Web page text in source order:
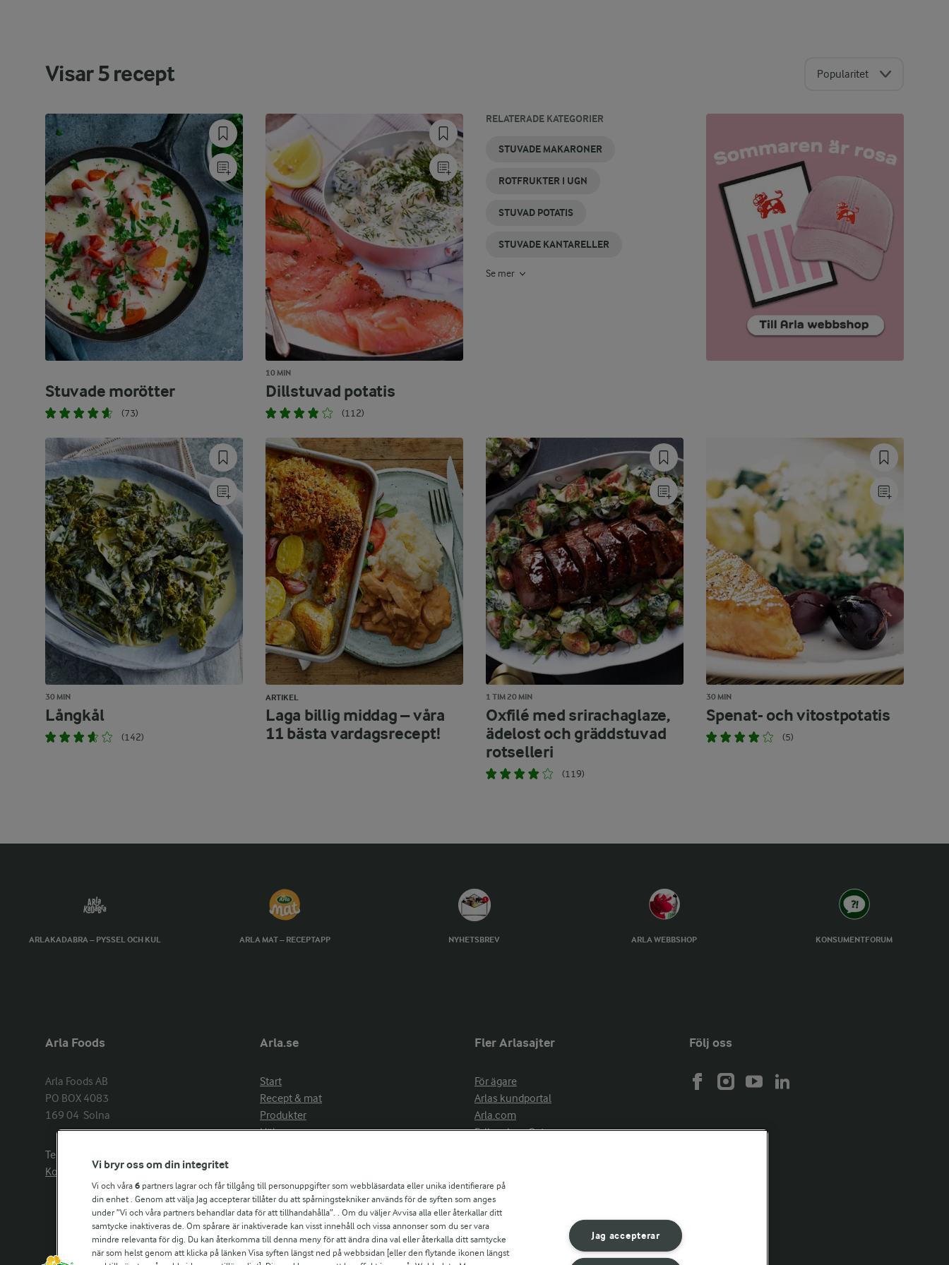
Visar5recept Popularitet
Stuvade morötter
(73)
10 MIN
Dillstuvad potatis
(112)
RELATERADE KATEGORIER
STUVADE MAKARONER
ROTFRUKTER I UGN
STUVAD POTATIS
STUVADE KANTARELLER
STUVAD
SPENAT
STUVAD
VITKÅL
ROTFRUKTER
STUVAD
SPETSKÅL
STUVAD
BLOMKÅL
ROTFRUKTSCHIPS
Se mer
30 MIN
Långkål
(142)
ARTIKEL
Laga billig middag – våra
11 bästa vardagsrecept!
1 TIM 20 MIN
Oxfilé med srirachaglaze,
ädelost och gräddstuvad
rotselleri
(119)
30 MIN
Spenat- och vitostpotatis
(5)
ARLAKADABRA – PYSSEL OCH KUL ARLA MAT – RECEPTAPP NYHETSBREV ARLA WEBBSHOP KONSUMENTFORUM
Arla Foods
Arla Foods AB
PO BOX 4083
169 04  Solna
Telefon:
Kontakta oss
Arla.se
Start
Recept & mat
Produkter
Hälsa
Aktuellt
Om Arla
Nyheter & press
Jobb & karriär
Kontakta oss
Fler Arlasajter
För ägare
Arlas kundportal
Arla.com
Falbygdens Ost
Följ oss
Vi bryr oss om din integritet
Vi och våra 6 partners lagrar och får tillgång till personuppgifter som webbläsardata eller unika identifierare på
din enhet . Genom att välja Jag accepterar tillåter du att spårningstekniker används för de syften som anges
under ”Vi och våra partners behandlar data för att tillhandahålla”. . Om du väljer Avvisa alla eller återkallar ditt
samtycke inaktiveras de. Om spårare är inaktiverade kan visst innehåll och vissa annonser som du ser vara
mindre relevanta för dig. Du kan återkomma till denna meny för att ändra dina val eller återkalla ditt samtycke
när som helst genom att klicka på länken Visa syften längst ned på webbsidan [eller den flytande ikonen längst
Jag accepterar